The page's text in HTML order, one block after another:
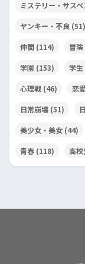
ミステリー・サスペ
ヤンキー・不良 (51)
仲間 (114) 冒険
学園 (153) 学生
心理戦 (46) 恋
日常崩壊 (51)
美少女・美女 (44)
青春 (118) 高校